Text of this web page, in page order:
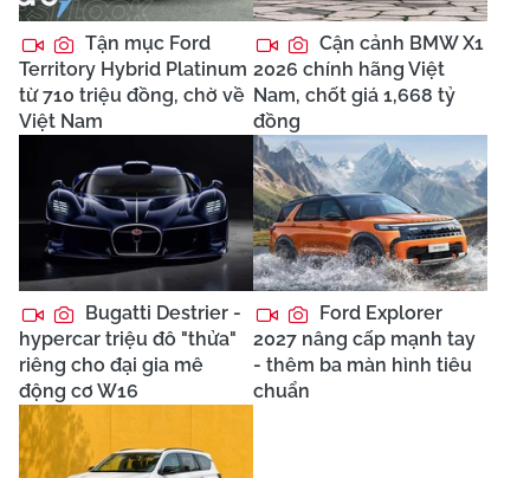
Tận mục Ford
Territory Hybrid Platinum
từ 710 triệu đồng, chờ về
Việt Nam
Cận cảnh BMW X1
2026 chính hãng Việt
Nam, chốt giá 1,668 tỷ
đồng
Bugatti Destrier -
hypercar triệu đô "thửa"
riêng cho đại gia mê
động cơ W16
Ford Explorer
2027 nâng cấp mạnh tay
- thêm ba màn hình tiêu
chuẩn